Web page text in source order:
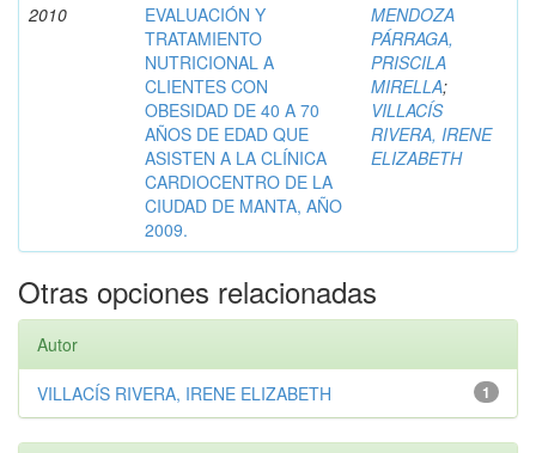
2010
EVALUACIÓN Y
TRATAMIENTO
NUTRICIONAL A
CLIENTES CON
OBESIDAD DE 40 A 70
AÑOS DE EDAD QUE
ASISTEN A LA CLÍNICA
CARDIOCENTRO DE LA
CIUDAD DE MANTA, AÑO
2009.
MENDOZA
PÁRRAGA,
PRISCILA
MIRELLA;
VILLACÍS
RIVERA, IRENE
ELIZABETH
Otras opciones relacionadas
Autor
1
VILLACÍS RIVERA, IRENE ELIZABETH